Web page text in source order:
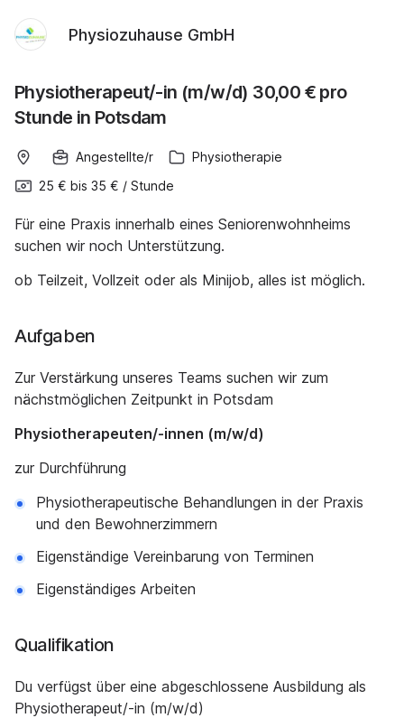
Physiozuhause GmbH
Physiotherapeut/-in (m/w/d) 30,00 € pro
Stunde in Potsdam
Angestellte/r
Physiotherapie
25 € bis 35 € / Stunde
Für eine Praxis innerhalb eines Seniorenwohnheims
suchen wir noch Unterstützung.
ob Teilzeit, Vollzeit oder als Minijob, alles ist möglich.
Aufgaben
Zur Verstärkung unseres Teams suchen wir zum
nächstmöglichen Zeitpunkt in Potsdam
Physiotherapeuten/-innen (m/w/d)
zur Durchführung
Physiotherapeutische Behandlungen in der Praxis
und den Bewohnerzimmern
Eigenständige Vereinbarung von Terminen
Eigenständiges Arbeiten
Qualifikation
Du verfügst über eine abgeschlossene Ausbildung als
Physiotherapeut/-in (m/w/d)